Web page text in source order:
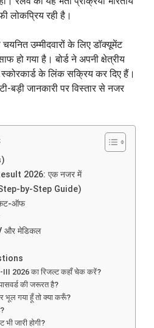
लोकप्रिय रही है।
उम्मीदवारों के लिए डॉक्यूमेंट
हो गया है। बोर्ड ने अपनी क्षेत्रीय
के लिंक सक्रिय कर दिए हैं।
बड़ी जानकारी पर विस्तार से नजर
2026: एक नजर में
by-Step Guide)
कट-ऑफ
और मेडिकल
2026 का रिजल्ट कहाँ चेक करें?
की जरूरत है?
भूल गया हूँ तो क्या करूँ?
भी जारी होगी?